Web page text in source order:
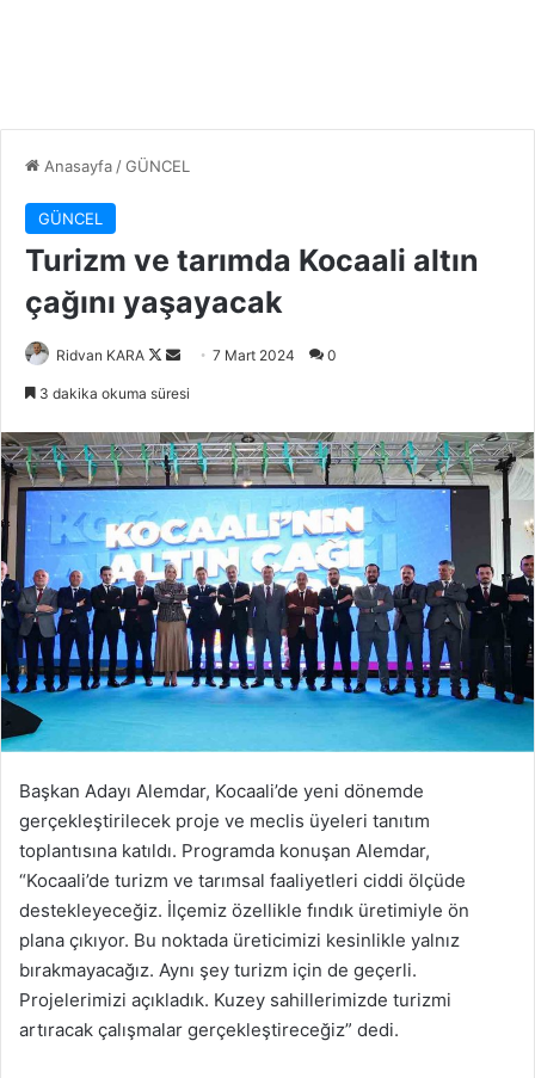
Anasayfa /GÜNCEL
GÜNCEL
Turizm ve tarımda Kocaali altın
çağını yaşayacak
Ridvan KARA
Follow
Bir
göndermek
7 Mart 2024 0
3 dakika okuma süresi
Başkan Adayı Alemdar, Kocaali’de yeni dönemde
gerçekleştirilecek proje ve meclis üyeleri tanıtım
toplantısına katıldı. Programda konuşan Alemdar,
“Kocaali’de turizm ve tarımsal faaliyetleri ciddi ölçüde
destekleyeceğiz. İlçemiz özellikle fındık üretimiyle ön
plana çıkıyor. Bu noktada üreticimizi kesinlikle yalnız
bırakmayacağız. Aynı şey turizm için de geçerli.
Projelerimizi açıkladık. Kuzey sahillerimizde turizmi
artıracak çalışmalar gerçekleştireceğiz” dedi.